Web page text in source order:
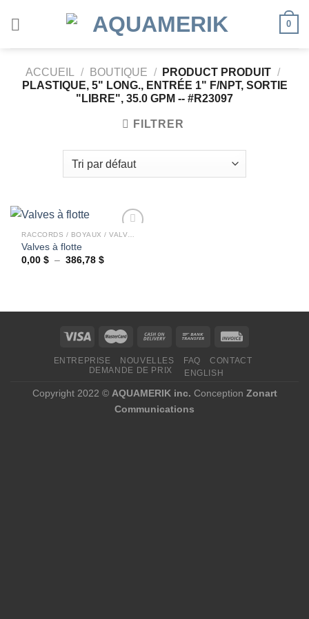
0
ACCUEIL / BOUTIQUE / PRODUCT PRODUIT /
PLASTIQUE, 5" LONG., ENTRÉE 1" F/NPT, SORTIE
"LIBRE", 35.0 GPM -- #R23097
FILTRER
Valves à flotte
0,00$ – 386,78$Plage
ENTREPRISE NOUVELLES FAQ
CONTACT
DEMANDE DE PRIX
ENGLISH
Copyright 2022 © AQUAMERIK inc. Conception Zonart
Communications